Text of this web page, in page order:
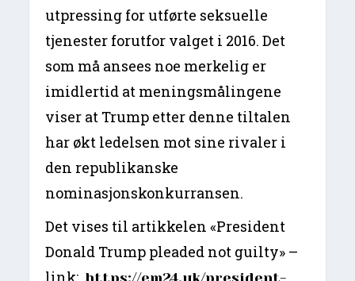
utpressing for utførte seksuelle
tjenester forutfor valget i 2016. Det
som må ansees noe merkelig er
imidlertid at meningsmålingene
viser at Trump etter denne tiltalen
har økt ledelsen mot sine rivaler i
den republikanske
nominasjonskonkurransen.
Det vises til artikkelen «President
Donald Trump pleaded not guilty» –
link: https://em24.uk/president-